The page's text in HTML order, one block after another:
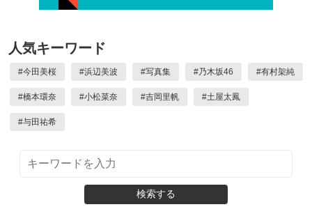
人気キーワード
#今田美桜 #浜辺美波 #写真集 #乃木坂46 #有村架純
#橋本環奈 #小松菜奈 #吉岡里帆 #土屋太鳳
#与田祐希
検索する